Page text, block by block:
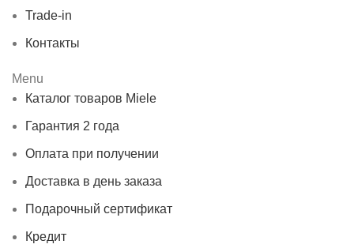
Trade-in
Контакты
Menu
Каталог товаров Miele
Гарантия 2 года
Оплата при получении
Доставка в день заказа
Подарочный сертификат
Кредит